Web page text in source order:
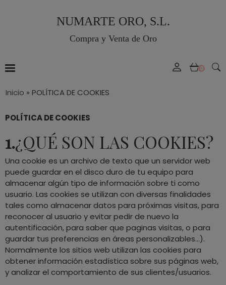
NUMARTE ORO, S.L.
Compra y Venta de Oro
0
Inicio » POLÍTICA DE COOKIES
POLÍTICA DE COOKIES
1.¿QUÉ SON LAS COOKIES?
Una cookie es un archivo de texto que un servidor web
puede guardar en el disco duro de tu equipo para
almacenar algún tipo de información sobre ti como
usuario. Las cookies se utilizan con diversas finalidades
tales como almacenar datos para próximas visitas, para
reconocer al usuario y evitar pedir de nuevo la
autentificación, para saber que paginas visitas, o para
guardar tus preferencias en áreas personalizables...).
Normalmente los sitios web utilizan las cookies para
obtener información estadística sobre sus páginas web,
y analizar el comportamiento de sus clientes/usuarios.